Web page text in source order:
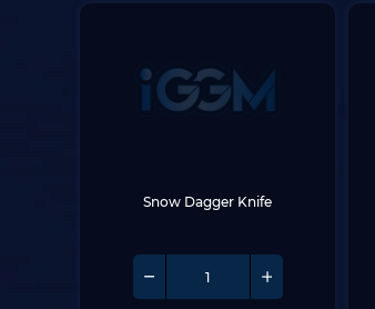
Snow Dagger Knife